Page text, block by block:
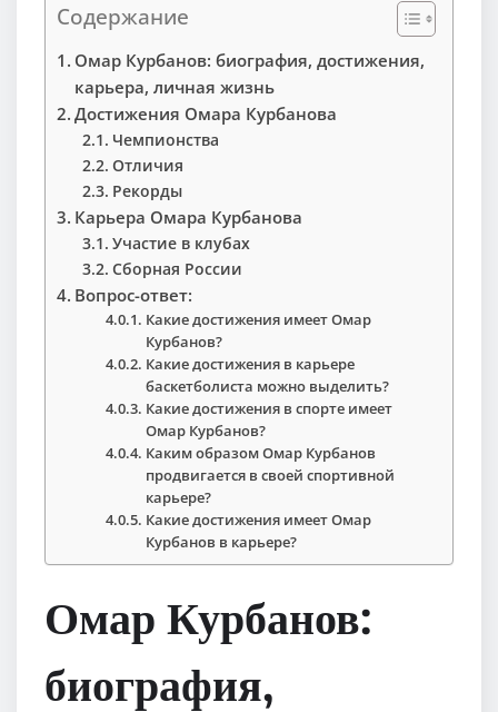
Содержание
Омар Курбанов: биография, достижения,
карьера, личная жизнь
Достижения Омара Курбанова
Чемпионства
Отличия
Рекорды
Карьера Омара Курбанова
Участие в клубах
Сборная России
Вопрос-ответ:
Какие достижения имеет Омар
Курбанов?
Какие достижения в карьере
баскетболиста можно выделить?
Какие достижения в спорте имеет
Омар Курбанов?
Каким образом Омар Курбанов
продвигается в своей спортивной
карьере?
Какие достижения имеет Омар
Курбанов в карьере?
Омар Курбанов:
биография,